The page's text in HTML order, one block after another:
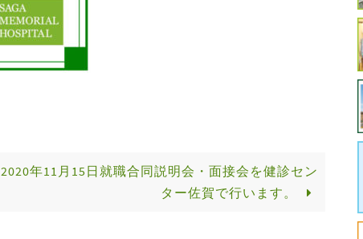
2020年11月15日就職合同説明会・面接会を健診セン
ター佐賀で行います。